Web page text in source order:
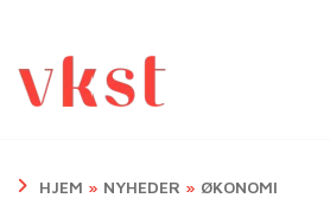
HJEM » NYHEDER » ØKONOMI